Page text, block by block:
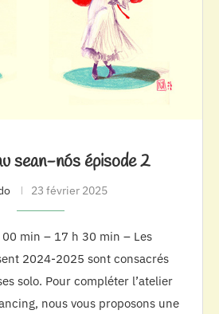
sean-nós épisode 2
23 février 2025
min – 17 h 30 min – Les
2024-2025 sont consacrés
solo. Pour compléter l’atelier
nous vous proposons une